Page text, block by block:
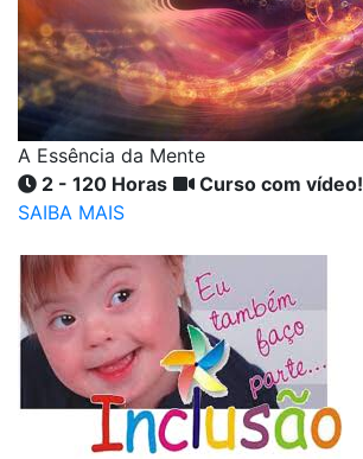
A Essência da Mente
2 - 120 Horas
Curso com vídeo!
SAIBA MAIS